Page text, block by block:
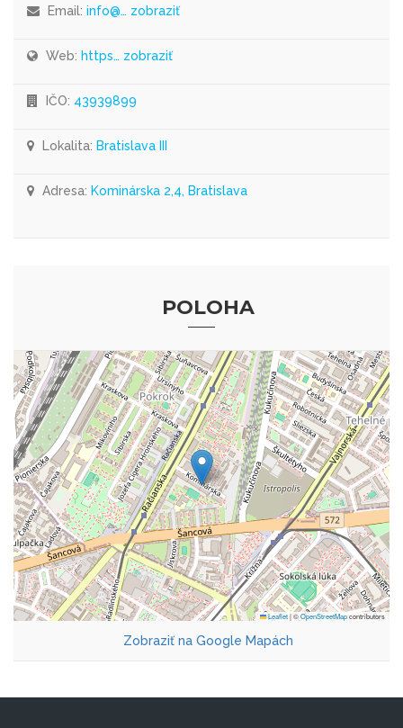
Email: info@… zobraziť
Web: https… zobraziť
IČO: 43939899
Lokalita: Bratislava III
Adresa: Kominárska 2,4, Bratislava
POLOHA
Leaflet|©OpenStreetMapcontributors
Zobraziť na Google Mapách